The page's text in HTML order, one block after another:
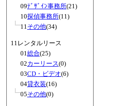
09ﾃﾞｻﾞｲﾝ事務所(21)
10探偵事務所(11)
11 その他(34)
11レンタルリース
01 総合(25)
02カーリース(0)
03CD・ビデオ(6)
04貸衣装(16)
05その他(0)